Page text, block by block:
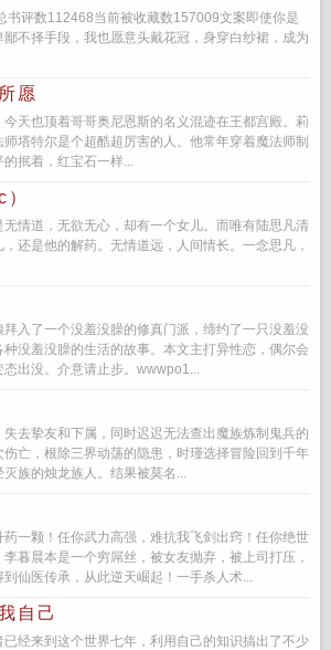
书评数112468当前被收藏数157009文案即使你是
不择手段，我也愿意头戴花冠，身穿白纱裙，成为
愿
天也顶着哥哥奥尼恩斯的名义混迹在王都宫殿。莉
塔特尔是个超酷超厉害的人。他常年穿着魔法师制
抿着，红宝石一样...
情道，无欲无心，却有一个女儿。而唯有陆思凡清
还是他的解药。无情道远，人间情长。一念思凡，
入了一个没羞没臊的修真门派，缔约了一只没羞没
没羞没臊的生活的故事。本文主打异性恋，偶尔会
出没。介意请止步。wwwpo1...
去挚友和下属，同时迟迟无法查出魔族炼制鬼兵的
亡，根除三界动荡的隐患，时瑾选择冒险回到千年
族的烛龙族人。结果被莫名...
一颗！任你武力高强，难抗我飞剑出窍！任你绝世
暮晨本是一个穷屌丝，被女友抛弃，被上司打压，
仙医传承，从此逆天崛起！一手杀人术...
自己
经来到这个世界七年，利用自己的知识搞出了不少